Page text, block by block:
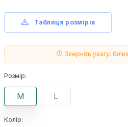
Таблиця розмірів
Зверніть увагу:
Розмір:
M L
Колір: